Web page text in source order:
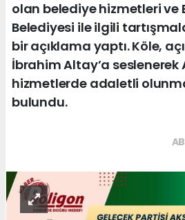
olan belediye hizmetleri ve
Belediyesi ile ilgili
bir açıklama yaptı. Köle,
İbrahim Altay’a seslenerek
hizmetlerde adaletli
bulundu.